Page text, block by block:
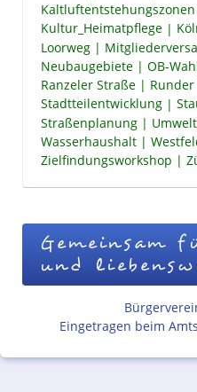
Kaltluftentstehungszonen
Kultur_Heimatpflege
Loorweg
Neubaugebiete
OB-
Ranzeler Straße
Runder
Stadtteilentwicklung
Straßenplanung
Umwelt
Wasserhaushalt
Zielfindungsworkshop
Gemeinsam
und
Eingetragen beim